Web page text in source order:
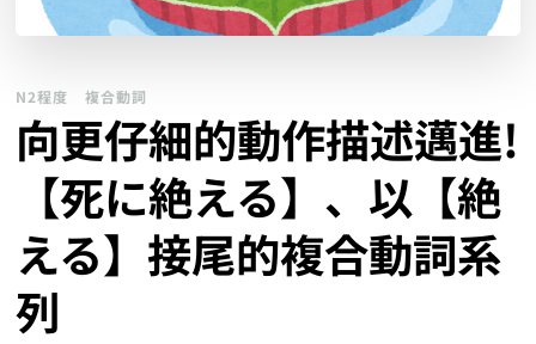
N2程度 複合動詞
向更仔細的動作描述邁進!
【死に絶える】、以【絶
える】接尾的複合動詞系
列